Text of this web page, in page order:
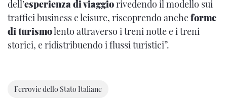
dell’esperienza di viaggiorivedendo il modello sui
traffici business e leisure, riscoprendo ancheforme
di turismolento attraverso i treni notte e i treni
storici, e ridistribuendo i flussi turistici”.
Ferrovie dello Stato Italiane